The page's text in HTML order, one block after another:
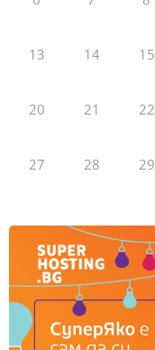
13 14 15
20 21 22
27 28 29